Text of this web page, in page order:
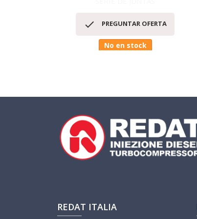
Vista rápida
 PREGUNTAR OFERTA
No en stock
REDAT ITALIA